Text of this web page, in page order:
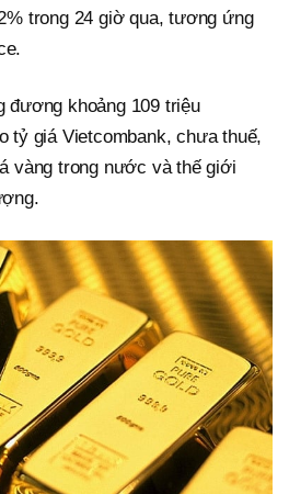
trong 24 giờ qua, tương ứng
đương khoảng 109 triệu
tỷ giá Vietcombank, chưa thuế,
vàng trong nước và thế giới